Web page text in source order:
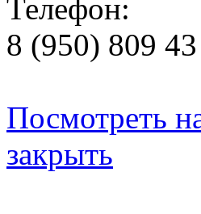
Телефон:
8 (950) 809
Посмотреть
закрыть